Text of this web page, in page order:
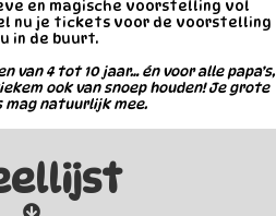
en magische voorstelling vol
nu je tickets voor de voorstelling
in de buurt.
van 4 tot 10 jaar… én voor alle papa’s,
ook van snoep houden! Je grote
mag natuurlijk mee.